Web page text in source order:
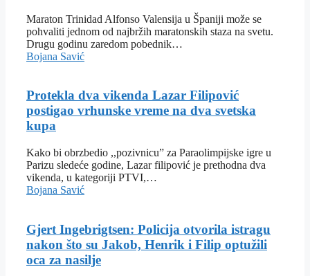
Maraton Trinidad Alfonso Valensija u Španiji može se
pohvaliti jednom od najbržih maratonskih staza na svetu.
Drugu godinu zaredom pobednik…
Bojana Savić
Protekla dva vikenda Lazar Filipović
postigao vrhunske vreme na dva svetska
kupa
Kako bi obrzbedio ,,pozivnicu” za Paraolimpijske igre u
Parizu sledeće godine, Lazar filipović je prethodna dva
vikenda, u kategoriji PTVI,…
Bojana Savić
Gjert Ingebrigtsen: Policija otvorila istragu
nakon što su Jakob, Henrik i Filip optužili
oca za nasilje